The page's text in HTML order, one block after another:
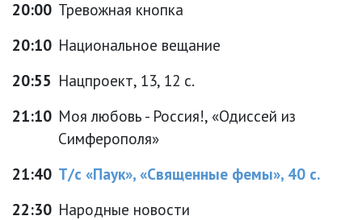
20:00 Тревожная кнопка
20:10 Национальное вещание
20:55 Нацпроект, 13, 12 с.
21:10 Моя любовь - Россия!, «Одиссей из
Симферополя»
21:40 Т/с «Паук», «Священные фемы», 40 с.
22:30 Народные новости